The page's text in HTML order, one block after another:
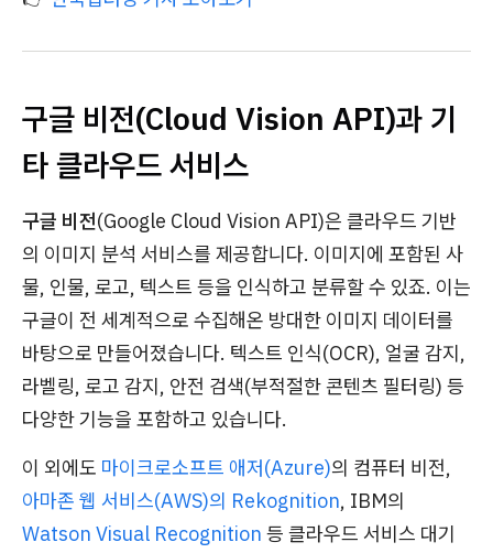
구글 비전(Cloud Vision API)과 기
타 클라우드 서비스
구글 비전(Google Cloud Vision API)은 클라우드 기반
의 이미지 분석 서비스를 제공합니다. 이미지에 포함된 사
물, 인물, 로고, 텍스트 등을 인식하고 분류할 수 있죠. 이는
구글이 전 세계적으로 수집해온 방대한 이미지 데이터를
바탕으로 만들어졌습니다. 텍스트 인식(OCR), 얼굴 감지,
라벨링, 로고 감지, 안전 검색(부적절한 콘텐츠 필터링) 등
다양한 기능을 포함하고 있습니다.
이 외에도 마이크로소프트 애저(Azure)의 컴퓨터 비전,
아마존 웹 서비스(AWS)의 Rekognition, IBM의
Watson Visual Recognition 등 클라우드 서비스 대기